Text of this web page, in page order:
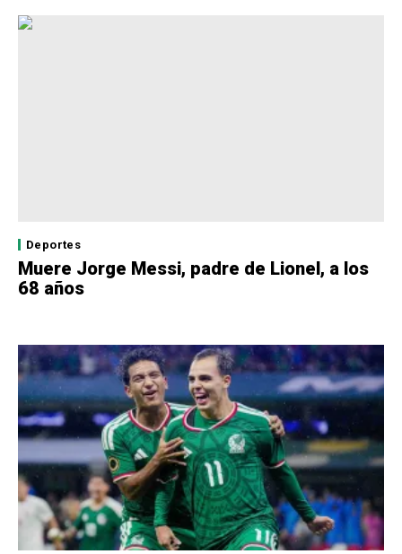
Deportes
Muere Jorge Messi, padre de Lionel, a los
68 años